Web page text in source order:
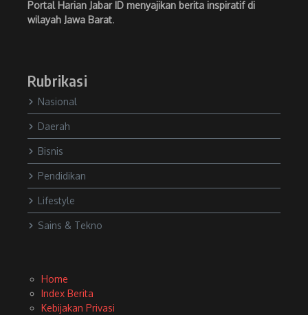
Portal Harian Jabar ID menyajikan berita inspiratif di
wilayah Jawa Barat.
Rubrikasi
Nasional
Daerah
Bisnis
Pendidikan
Lifestyle
Sains & Tekno
Home
Index Berita
Kebijakan Privasi